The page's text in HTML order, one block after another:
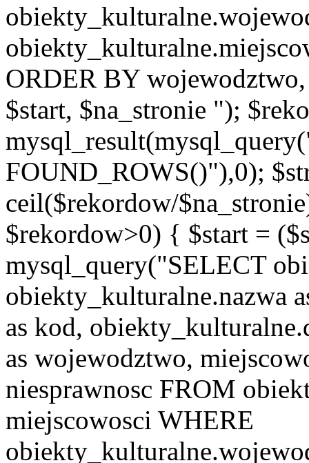
ORDER BY
$start, $na_stronie ");
FOUND_ROWS()"),0);
ceil($rekordow/
$rekordow>0) { $start =
mysql_query("SELECT
obiekty_kulturalne.nazwa
as kod,
as wojewodztwo,
niesprawnosc FROM
miejscowosci WHERE